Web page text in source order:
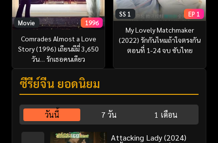
Movie 1996
Comrades Almost a Love
Story (1996) เถียนมีมี่ 3,650
วัน… รักเธอคนเดียว
SS 1 EP 1
My Lovely Matchmaker
(2022) รักกันไหมถ้าใจตรงกัน
ตอนที่ 1-24 จบ ซับไทย
ซีรี่ย์จีน ยอดนิยม
วันนี้ 7 วัน 1 เดือน
Attacking Lady (2024)